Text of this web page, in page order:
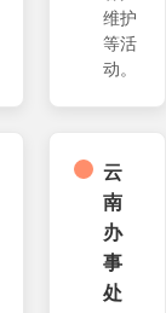
维护
等活
动。
云
南
办
事
处